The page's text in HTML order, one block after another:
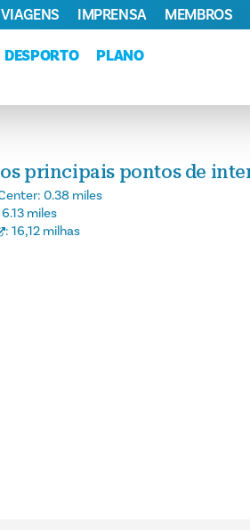
DESPORTO PLANO
IMPRENSA MEMBROS
principais pontos de
0.38 miles
6.13 miles
: 16,12 milhas